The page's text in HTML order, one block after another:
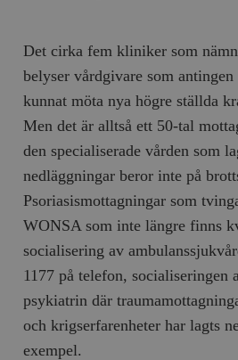
Det cirka fem kliniker som
belyser vårdgivare som
kunnat möta nya högre ställda
Men det är alltså ett 50-tal
den specialiserade vården som
nedläggningar beror inte på
Psoriasismottagningar som
WONSA som inte längre finns
socialisering av
1177 på telefon, socialiseringen
psykiatrin där
och krigserfarenheter har lagts
exempel.